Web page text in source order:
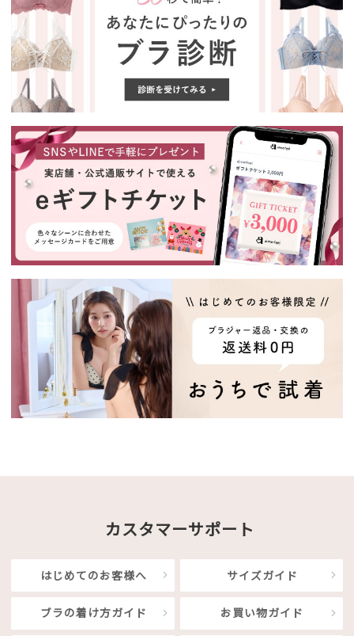
カスタマーサポート
はじめてのお客様へ サイズガイド
ブラの着け方ガイド お買い物ガイド